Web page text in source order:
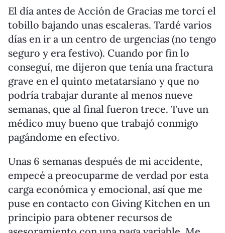
El día antes de Acción de Gracias me torcí el
tobillo bajando unas escaleras. Tardé varios
días en ir a un centro de urgencias (no tengo
seguro y era festivo). Cuando por fin lo
conseguí, me dijeron que tenía una fractura
grave en el quinto metatarsiano y que no
podría trabajar durante al menos nueve
semanas, que al final fueron trece. Tuve un
médico muy bueno que trabajó conmigo
pagándome en efectivo.
Unas 6 semanas después de mi accidente,
empecé a preocuparme de verdad por esta
carga económica y emocional, así que me
puse en contacto con Giving Kitchen en un
principio para obtener recursos de